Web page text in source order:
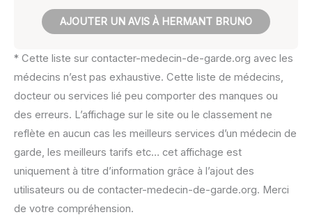
AJOUTER UN AVIS À HERMANT BRUNO
* Cette liste sur contacter-medecin-de-garde.org avec les
médecins n’est pas exhaustive. Cette liste de médecins,
docteur ou services lié peu comporter des manques ou
des erreurs. L’affichage sur le site ou le classement ne
reflète en aucun cas les meilleurs services d’un médecin de
garde, les meilleurs tarifs etc… cet affichage est
uniquement à titre d’information grâce à l’ajout des
utilisateurs ou de contacter-medecin-de-garde.org. Merci
de votre compréhension.